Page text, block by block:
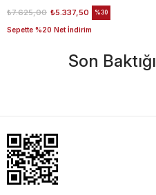
₺5.337,50
₺7.625,00
Sepette %20 Net İndirim
%30
Son